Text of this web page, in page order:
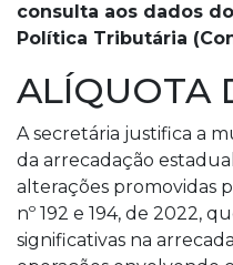
consulta aos dados
Política Tributária
ALÍQUOTA
A secretária justifica a
da arrecadação
alterações promovidas
nº 192 e 194, de 2022,
significativas na